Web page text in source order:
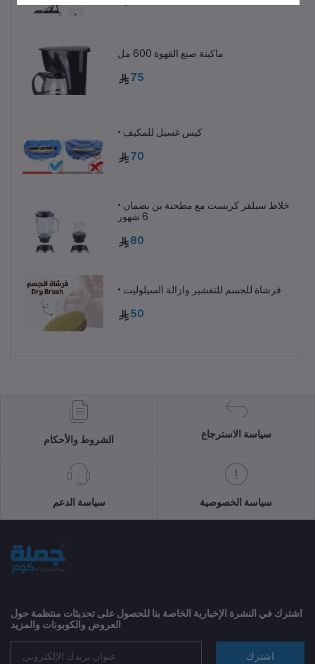
ماكينة صنع القهوة 600 مل
75
• كيس غسيل للمكيف
70
• خلاط سيلفر كريست مع مطحنة بن بضمان
6 شهور
80
• فرشاة للجسم للتقشير وازالة السيلوليت
50
الشروط والأحكام
سياسة الاسترجاع
سياسة الدعم سياسة الخصوصية
اشترك في النشرة الإخبارية الخاصة بنا للحصول على تحديثات منتظمة حول
العروض والكوبونات والمزيد
اشترك